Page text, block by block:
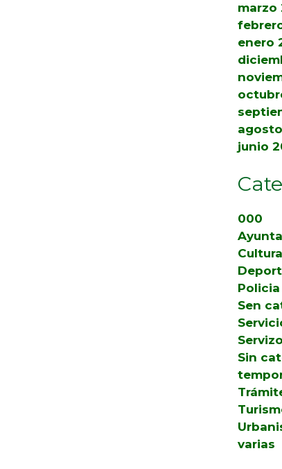
marzo
enero
junio
000
Cultura
Policia
Sen
Sin
varias